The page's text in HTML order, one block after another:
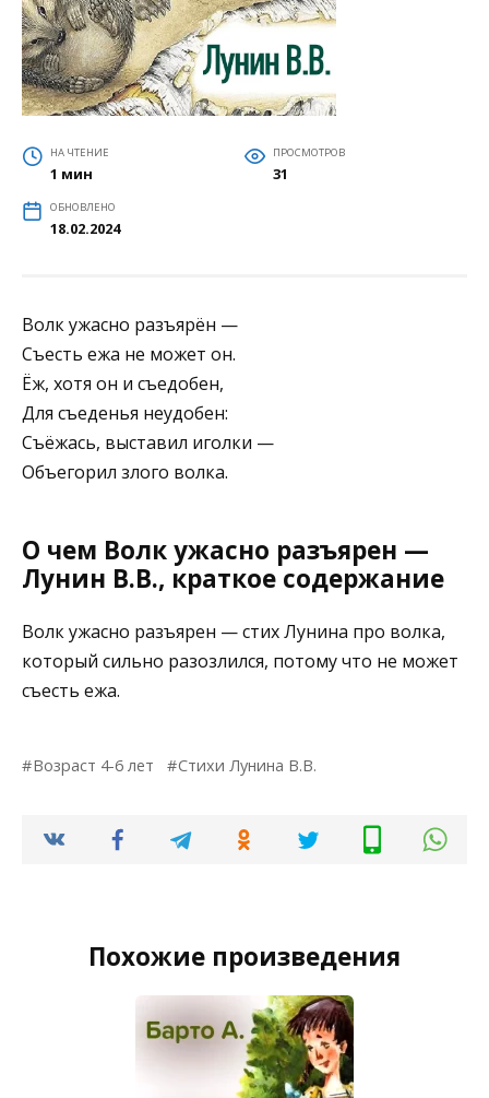
НА ЧТЕНИЕ
1 мин
ПРОСМОТРОВ
31
ОБНОВЛЕНО
18.02.2024
Волк ужасно разъярён —
Съесть ежа не может он.
Ёж, хотя он и съедобен,
Для съеденья неудобен:
Съёжась, выставил иголки —
Объегорил злого волка.
О чем Волк ужасно разъярен —
Лунин В.В., краткое содержание
Волк ужасно разъярен — стих Лунина про волка,
который сильно разозлился, потому что не может
съесть ежа.
Возраст 4-6 лет Стихи Лунина В.В.
Похожие произведения